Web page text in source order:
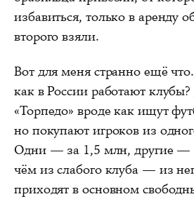
избавиться, только в аренду
второго взяли.
Вот для меня странно ещё
как в России работают
«Торпедо» вроде как ищут
но покупают игроков из
Одни — за 1,5 млн, другие —
чём из слабого клуба — из
приходят в основном